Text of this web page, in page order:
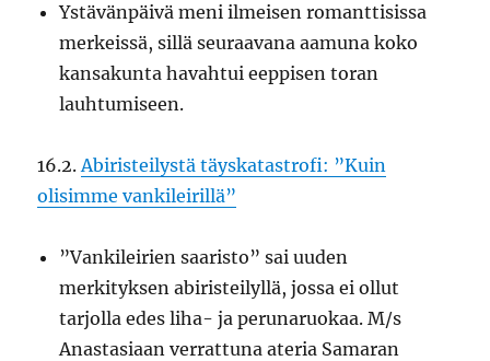
Ystävänpäivä meni ilmeisen romanttisissa
merkeissä, sillä seuraavana aamuna koko
kansakunta havahtui eeppisen toran
lauhtumiseen.
16.2.Abiristeilystä täyskatastrofi: ”Kuin
olisimme vankileirillä”
”Vankileirien saaristo” sai uuden
merkityksen abiristeilyllä, jossa ei ollut
tarjolla edes liha- ja perunaruokaa. M/s
Anastasiaan verrattuna ateria Samaran